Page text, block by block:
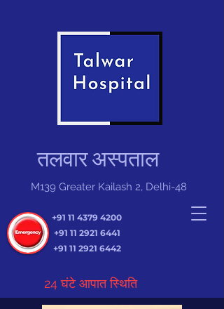
तलवार अस्पताल
+91 11 4379 4200
+91 11 2921 6441
+91 11 2921 6442
24 घंटे आपात स्थिति
M139 Greater Kailash 2, Delhi-48